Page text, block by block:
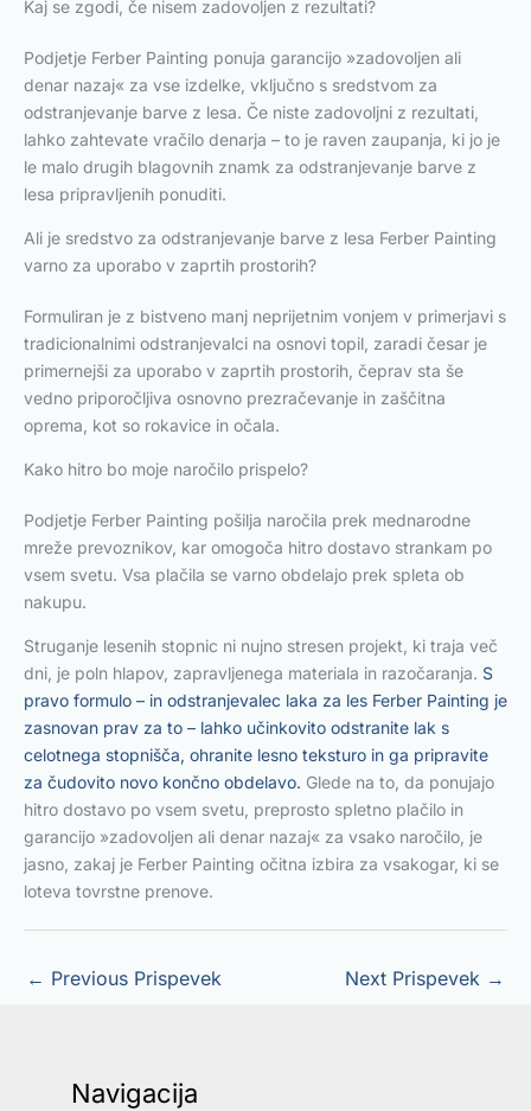
Kaj se zgodi, če nisem zadovoljen z rezultati?
Podjetje Ferber Painting ponuja garancijo »zadovoljen ali
denar nazaj« za vse izdelke, vključno s sredstvom za
odstranjevanje barve z lesa. Če niste zadovoljni z rezultati,
lahko zahtevate vračilo denarja – to je raven zaupanja, ki jo je
le malo drugih blagovnih znamk za odstranjevanje barve z
lesa pripravljenih ponuditi.
Ali je sredstvo za odstranjevanje barve z lesa Ferber Painting
varno za uporabo v zaprtih prostorih?
Formuliran je z bistveno manj neprijetnim vonjem v primerjavi s
tradicionalnimi odstranjevalci na osnovi topil, zaradi česar je
primernejši za uporabo v zaprtih prostorih, čeprav sta še
vedno priporočljiva osnovno prezračevanje in zaščitna
oprema, kot so rokavice in očala.
Kako hitro bo moje naročilo prispelo?
Podjetje Ferber Painting pošilja naročila prek mednarodne
mreže prevoznikov, kar omogoča hitro dostavo strankam po
vsem svetu. Vsa plačila se varno obdelajo prek spleta ob
nakupu.
Struganje lesenih stopnic ni nujno stresen projekt, ki traja več
dni, je poln hlapov, zapravljenega materiala in razočaranja. S
pravo formulo – in odstranjevalec laka za les Ferber Painting je
zasnovan prav za to – lahko učinkovito odstranite lak s
celotnega stopnišča, ohranite lesno teksturo in ga pripravite
za čudovito novo končno obdelavo. Glede na to, da ponujajo
hitro dostavo po vsem svetu, preprosto spletno plačilo in
garancijo »zadovoljen ali denar nazaj« za vsako naročilo, je
jasno, zakaj je Ferber Painting očitna izbira za vsakogar, ki se
loteva tovrstne prenove.
← Previous Prispevek Next Prispevek →
Navigacija